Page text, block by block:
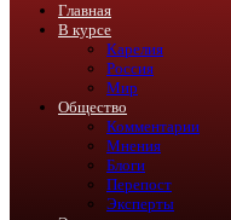
Главная
В курсе
Карелия
Россия
Мир
Общество
Комментарии
Мнения
Блоги
Перепост
Эксперты